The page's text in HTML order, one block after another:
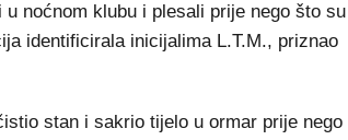
noćnom klubu i plesali prije nego što su
identificirala inicijalima L.T.M., priznao
stan i sakrio tijelo u ormar prije nego